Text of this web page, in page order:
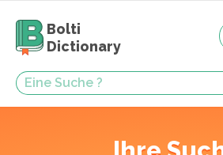
Bolti
Dictionary